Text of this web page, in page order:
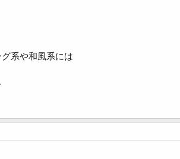
系や和風系には